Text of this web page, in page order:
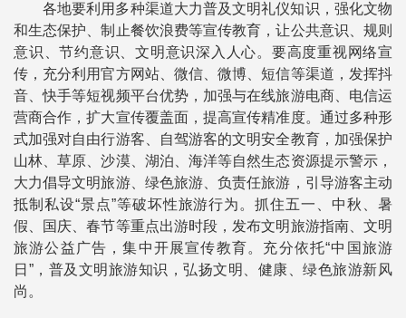
各地要利用多种渠道大力普及文明礼仪知识，强化文物
和生态保护、制止餐饮浪费等宣传教育，让公共意识、规则
意识、节约意识、文明意识深入人心。要高度重视网络宣
传，充分利用官方网站、微信、微博、短信等渠道，发挥抖
音、快手等短视频平台优势，加强与在线旅游电商、电信运
营商合作，扩大宣传覆盖面，提高宣传精准度。通过多种形
式加强对自由行游客、自驾游客的文明安全教育，加强保护
山林、草原、沙漠、湖泊、海洋等自然生态资源提示警示，
大力倡导文明旅游、绿色旅游、负责任旅游，引导游客主动
抵制私设“景点”等破坏性旅游行为。抓住五一、中秋、暑
假、国庆、春节等重点出游时段，发布文明旅游指南、文明
旅游公益广告，集中开展宣传教育。充分依托“中国旅游
日”，普及文明旅游知识，弘扬文明、健康、绿色旅游新风
尚。